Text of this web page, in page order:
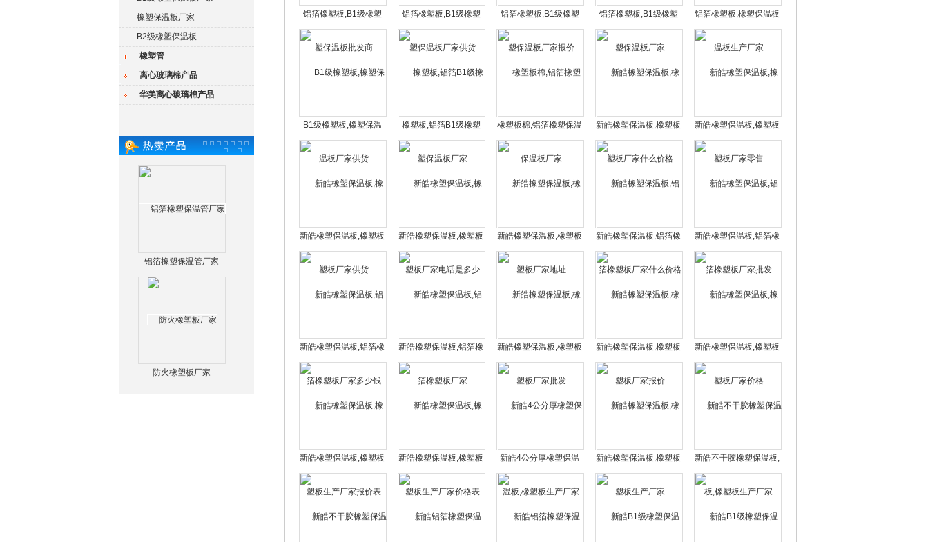
橡塑保温板厂家
B2级橡塑保温板
橡塑管
离心玻璃棉产品
华美离心玻璃棉产品
铝箔橡塑保温管厂家
防火橡塑板厂家
铝箔橡塑板,B1级橡塑
保温板批发商
铝箔橡塑板,B1级橡塑
保温板厂家供货
铝箔橡塑板,B1级橡塑
保温板厂家报价
铝箔橡塑板,B1级橡塑
保温板厂家
铝箔橡塑板,橡塑保温板
生产厂家
B1级橡塑板,橡塑保温
板厂家供货
橡塑板,铝箔B1级橡塑
保温板厂家
橡塑板棉,铝箔橡塑保温
板厂家
新皓橡塑保温板,橡塑板
厂家什么价格
新皓橡塑保温板,橡塑板
厂家零售
新皓橡塑保温板,橡塑板
厂家供货
新皓橡塑保温板,橡塑板
厂家电话是多少
新皓橡塑保温板,橡塑板
厂家地址
新皓橡塑保温板,铝箔橡
塑板厂家什么价格
新皓橡塑保温板,铝箔橡
塑板厂家批发
新皓橡塑保温板,铝箔橡
塑板厂家多少钱
新皓橡塑保温板,铝箔橡
塑板厂家
新皓橡塑保温板,橡塑板
厂家批发
新皓橡塑保温板,橡塑板
厂家报价
新皓橡塑保温板,橡塑板
厂家价格
新皓橡塑保温板,橡塑板
生产厂家报价表
新皓橡塑保温板,橡塑板
生产厂家价格表
新皓4公分厚橡塑保温
板,橡塑板生产厂家
新皓橡塑保温板,橡塑板
生产厂家
新皓不干胶橡塑保温板,
橡塑板生产厂家